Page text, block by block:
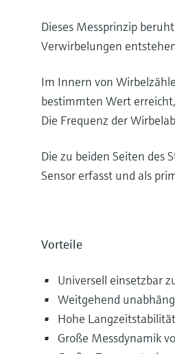
Dieses Messprinzip
Verwirbelungen
Im Innern von
bestimmten Wert
Die Frequenz der
Die zu beiden Seiten des
Sensor erfasst und als
Vorteile
Universell einsetzbar
Weitgehend
Hohe
Große Messdynamik